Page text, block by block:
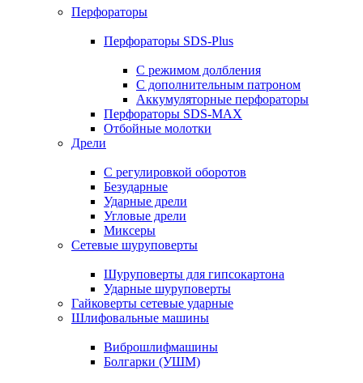
Перфораторы
Перфораторы SDS-Plus
С режимом долбления
С дополнительным патроном
Аккумуляторные перфораторы
Перфораторы SDS-MAX
Отбойные молотки
Дрели
С регулировкой оборотов
Безударные
Ударные дрели
Угловые дрели
Миксеры
Сетевые шуруповерты
Шуруповерты для гипсокартона
Ударные шуруповерты
Гайковерты сетевые ударные
Шлифовальные машины
Виброшлифмашины
Болгарки (УШМ)